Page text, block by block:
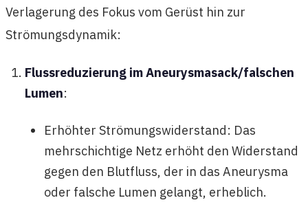
Verlagerung des Fokus vom Gerüst hin zur
Strömungsdynamik:
Flussreduzierung im Aneurysmasack/falschen
Lumen:
Erhöhter Strömungswiderstand: Das
mehrschichtige Netz erhöht den Widerstand
gegen den Blutfluss, der in das Aneurysma
oder falsche Lumen gelangt, erheblich.